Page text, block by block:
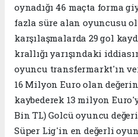
oynadığı 46 maçta forma
fazla süre alan oyuncusu
karşılaşmalarda 29 gol
krallığı yarışındaki
oyuncu transfermarkt'ın
16 Milyon Euro olan
kaybederek 13 milyon
Bin TL) Golcü oyuncu
Süper Lig'in en değerli